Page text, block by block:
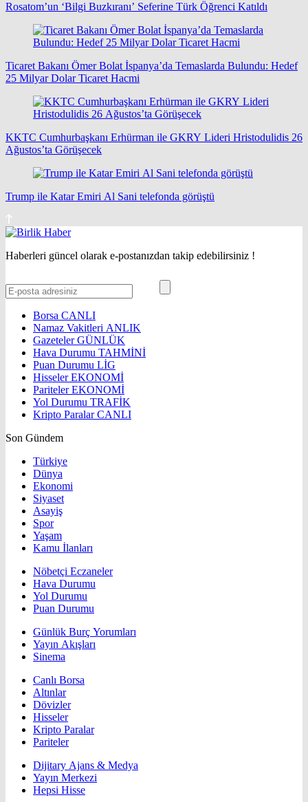
Rosatom’un ‘Bilgi Buzkıranı’ Seferine Türk Öğrenci Katıldı
Ticaret Bakanı Ömer Bolat İspanya’da Temaslarda Bulundu: Hedef
25 Milyar Dolar Ticaret Hacmi
KKTC Cumhurbaşkanı Erhürman ile GKRY Lideri Hristodulidis 26
Ağustos’ta Görüşecek
Trump ile Katar Emiri Al Sani telefonda görüştü
Haberleri güncel olarak e-postanızdan takip edebilirsiniz !
Borsa CANLI
Namaz Vakitleri ANLIK
GazetelerGÜNLÜK
Hava Durumu TAHMİNİ
Puan Durumu LİG
HisselerEKONOMİ
ParitelerEKONOMİ
Yol Durumu TRAFİK
Kripto ParalarCANLI
Son Gündem
Türkiye
Dünya
Ekonomi
Siyaset
Asayiş
Spor
Yaşam
Kamu İlanları
Nöbetçi Eczaneler
Hava Durumu
Yol Durumu
Puan Durumu
Günlük Burç Yorumları
Yayın Akışları
Sinema
Canlı Borsa
Altınlar
Dövizler
Hisseler
Kripto Paralar
Pariteler
Dijitary Ajans & Medya
Yayın Merkezi
Hepsi Hisse